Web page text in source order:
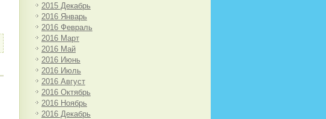
2015 Декабрь
2016 Январь
2016 Февраль
2016 Март
2016 Май
2016 Июнь
2016 Июль
2016 Август
2016 Октябрь
2016 Ноябрь
2016 Декабрь